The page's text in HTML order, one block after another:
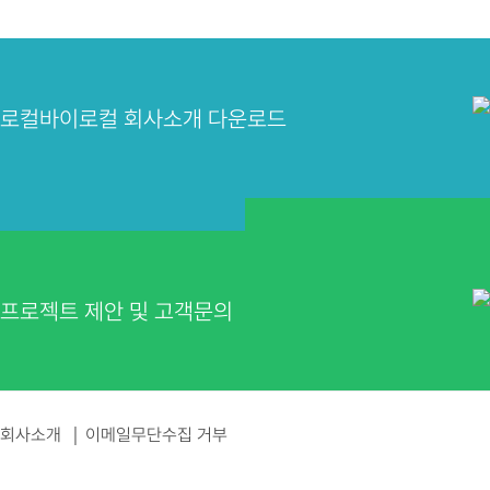
로컬바이로컬 회사소개 다운로드
프로젝트 제안 및 고객문의
회사소개 이메일무단수집 거부